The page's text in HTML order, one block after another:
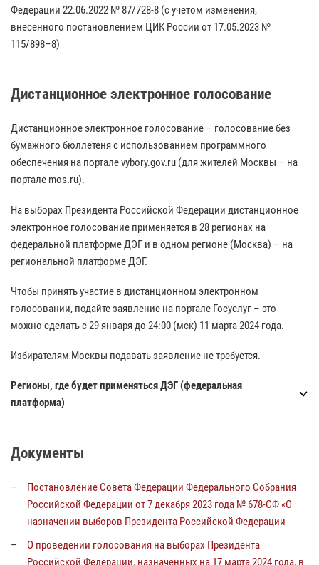
Федерации 22.06.2022 № 87/728-8 (с учетом изменения,
внесенного постановлением ЦИК России от 17.05.2023 №
115/898–8)
Дистанционное электронное голосование
Дистанционное электронное голосование – голосование без
бумажного бюллетеня с использованием программного
обеспечения на портале vybory.gov.ru (для жителей Москвы – на
портале mos.ru).
На выборах Президента Российской Федерации дистанционное
электронное голосование применяется в 28 регионах на
федеральной платформе ДЭГ и в одном регионе (Москва) – на
региональной платформе ДЭГ.
Чтобы принять участие в дистанционном электронном
голосовании, подайте заявление на портале Госуслуг – это
можно сделать с 29 января до 24:00 (мск) 11 марта 2024 года.
Избирателям Москвы подавать заявление не требуется.
Регионы, где будет применяться ДЭГ (федеральная
платформа)
Документы
Постановление Совета Федерации Федерального Собрания
Российской Федерации от 7 декабря 2023 года № 678-СФ «О
назначении выборов Президента Российской Федерации
О проведении голосования на выборах Президента
Российской Федерации, назначенных на 17 марта 2024 года, в